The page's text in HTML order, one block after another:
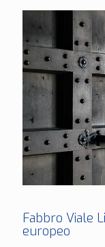
Fabbro Viale
europeo